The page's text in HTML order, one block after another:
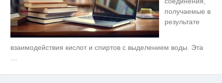
получаемые в
результате
взаимодействия кислот и спиртов с выделением воды. Эта
…
i
Скрытая камера на пляже